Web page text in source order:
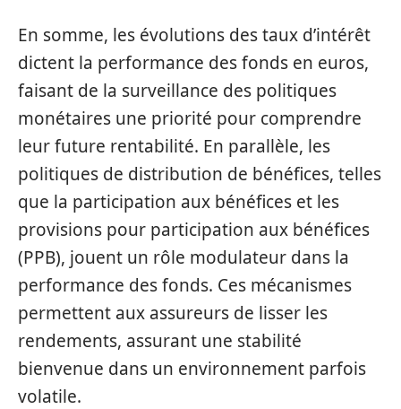
En somme, les évolutions des taux d’intérêt
dictent la performance des fonds en euros,
faisant de la surveillance des politiques
monétaires une priorité pour comprendre
leur future rentabilité. En parallèle, les
politiques de distribution de bénéfices, telles
que la participation aux bénéfices et les
provisions pour participation aux bénéfices
(PPB), jouent un rôle modulateur dans la
performance des fonds. Ces mécanismes
permettent aux assureurs de lisser les
rendements, assurant une stabilité
bienvenue dans un environnement parfois
volatile.